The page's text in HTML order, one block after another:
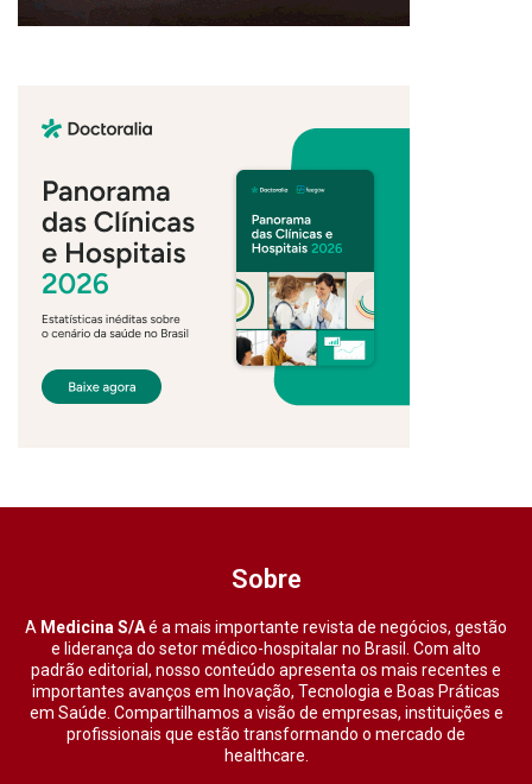
Sobre
A Medicina S/Aé a mais importante revista de negócios, gestão
e liderança do setor médico-hospitalar no Brasil. Com alto
padrão editorial, nosso conteúdo apresenta os mais recentes e
importantes avanços em Inovação, Tecnologia e Boas Práticas
em Saúde. Compartilhamos a visão de empresas, instituições e
profissionais que estão transformando o mercado de
healthcare.